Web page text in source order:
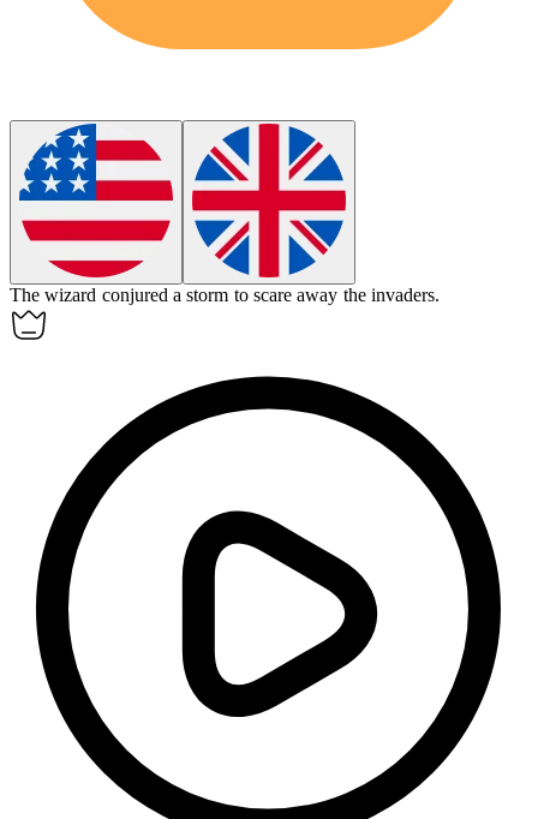
The wizard conjured a storm to scare away the invaders.